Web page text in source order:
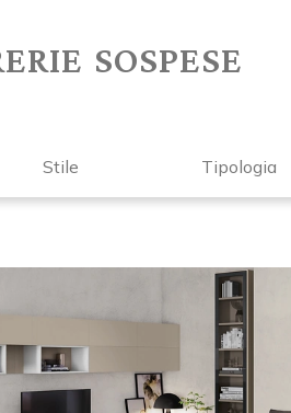
sospese
Stile Tipologia